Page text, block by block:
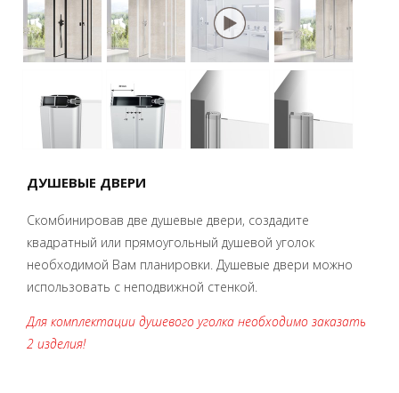
ДУШЕВЫЕ ДВЕРИ
Скомбинировав две душевые двери, создадите
квадратный или прямоугольный душевой уголок
необходимой Вам планировки. Душевые двери можно
использовать с неподвижной стенкой.
Для комплектации душевого уголка необходимо заказать
2 изделия!